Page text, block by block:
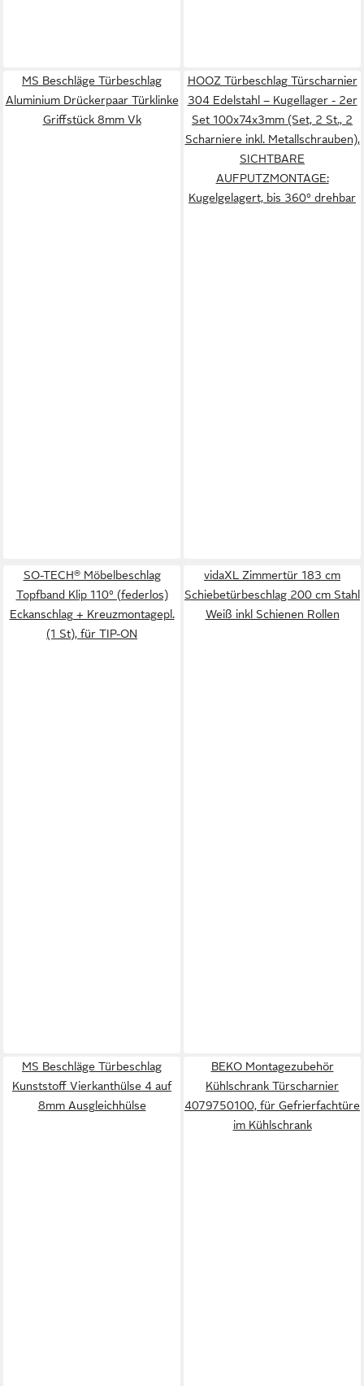
MS Beschläge Türbeschlag
Aluminium Drückerpaar Türklinke
Griffstück 8mm Vk
HOOZ Türbeschlag Türscharnier
304 Edelstahl – Kugellager - 2er
Set 100x74x3mm (Set, 2 St., 2
Scharniere inkl. Metallschrauben),
SICHTBARE
AUFPUTZMONTAGE:
Kugelgelagert, bis 360° drehbar
SO-TECH® Möbelbeschlag
Topfband Klip 110° (federlos)
Eckanschlag + Kreuzmontagepl.
(1 St), für TIP-ON
vidaXL Zimmertür 183 cm
Schiebetürbeschlag 200 cm Stahl
Weiß inkl Schienen Rollen
MS Beschläge Türbeschlag
Kunststoff Vierkanthülse 4 auf
8mm Ausgleichhülse
BEKO Montagezubehör
Kühlschrank Türscharnier
4079750100, für Gefrierfachtüre
im Kühlschrank